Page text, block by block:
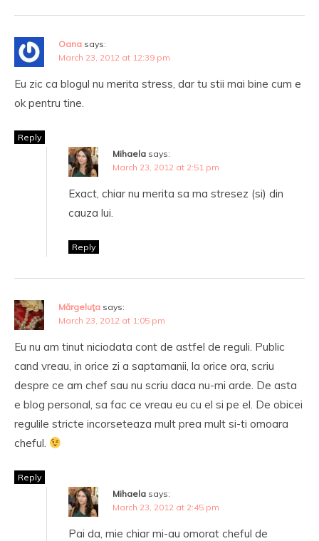
Oana says:
March 23, 2012 at 12:39 pm
Eu zic ca blogul nu merita stress, dar tu stii mai bine cum e
ok pentru tine.
Reply
Mihaela says:
March 23, 2012 at 2:51 pm
Exact, chiar nu merita sa ma stresez (si) din
cauza lui.
Reply
Mărgeluţa says:
March 23, 2012 at 1:05 pm
Eu nu am tinut niciodata cont de astfel de reguli. Public
cand vreau, in orice zi a saptamanii, la orice ora, scriu
despre ce am chef sau nu scriu daca nu-mi arde. De asta
e blog personal, sa fac ce vreau eu cu el si pe el. De obicei
regulile stricte incorseteaza mult prea mult si-ti omoara
cheful.
Reply
Mihaela says:
March 23, 2012 at 2:45 pm
Pai da, mie chiar mi-au omorat cheful de